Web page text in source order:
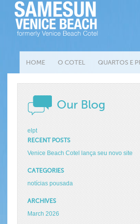
HOME O COTEL QUARTOS E
Our Blog
el pt
RECENT POSTS
Venice Beach Cotel lança seu novo site
CATEGORIES
notícias pousada
ARCHIVES
March 2026